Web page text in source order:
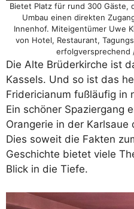
Bietet Platz für rund 300 Gäste,
Umbau einen direkten
Innenhof. Miteigentümer Uwe
von Hotel, Restaurant,
erfolgversprechend
Die Alte Brüderkirche ist
Kassels. Und so ist das
Fridericianum fußläufig in
Ein schöner Spaziergang
Orangerie in der
Dies soweit die Fakten
Geschichte bietet viele
Blick in die Tiefe.